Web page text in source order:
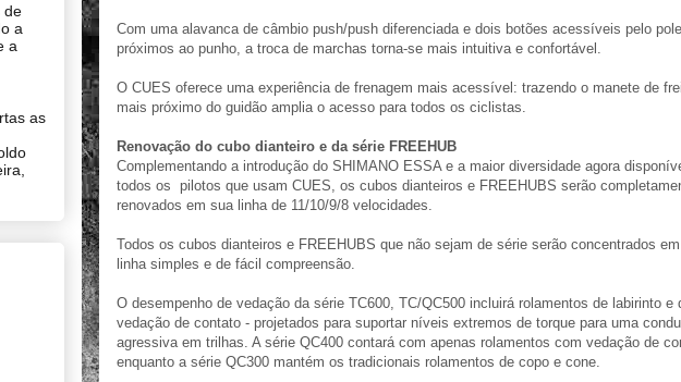
Com uma alavanca de câmbio push/push diferenciada e dois botões acessíveis pelo
próximos ao punho, a troca de marchas torna-se mais intuitiva e confortável.
O CUES oferece uma experiência de frenagem mais acessível: trazendo o manete de
mais próximo do guidão amplia o acesso para todos os ciclistas.
Renovação do cubo dianteiro e da série FREEHUB
Complementando a introdução do SHIMANO ESSA e a maior diversidade agora
todos os pilotos que usam CUES, os cubos dianteiros e FREEHUBS serão
renovados em sua linha de 11/10/9/8 velocidades.
Todos os cubos dianteiros e FREEHUBS que não sejam de série serão concentrados
linha simples e de fácil compreensão.
O desempenho de vedação da série TC600, TC/QC500 incluirá rolamentos de labirinto e
vedação de contato - projetados para suportar níveis extremos de torque para uma
agressiva em trilhas. A série QC400 contará com apenas rolamentos com vedação de
enquanto a série QC300 mantém os tradicionais rolamentos de copo e cone.
de
a
a
as